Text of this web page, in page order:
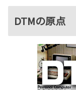
DTMの原点